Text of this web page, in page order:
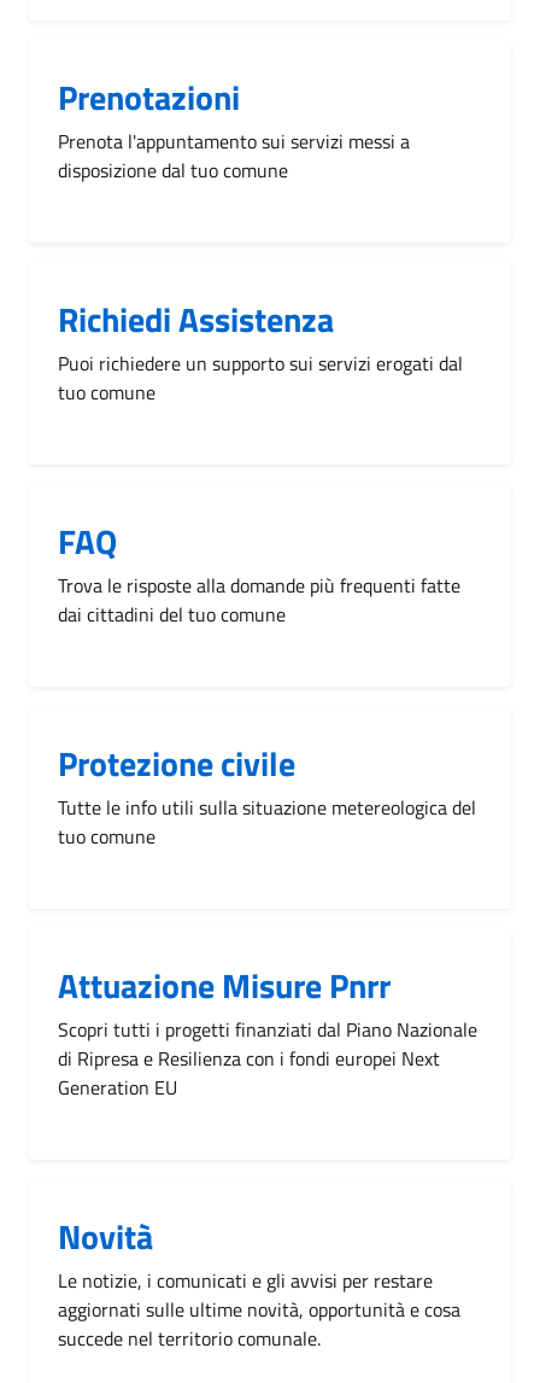
Prenotazioni
Prenota l'appuntamento sui servizi messi a
disposizione dal tuo comune
Richiedi Assistenza
Puoi richiedere un supporto sui servizi erogati dal
tuo comune
FAQ
Trova le risposte alla domande più frequenti fatte
dai cittadini del tuo comune
Protezione civile
Tutte le info utili sulla situazione metereologica del
tuo comune
Attuazione Misure Pnrr
Scopri tutti i progetti finanziati dal Piano Nazionale
di Ripresa e Resilienza con i fondi europei Next
Generation EU
Novità
Le notizie, i comunicati e gli avvisi per restare
aggiornati sulle ultime novità, opportunità e cosa
succede nel territorio comunale.